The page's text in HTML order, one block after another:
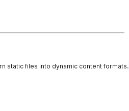
static files into dynamic content formats.